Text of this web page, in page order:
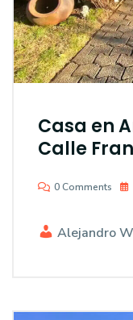
Casa en
Calle
0 Comments
Alejandro